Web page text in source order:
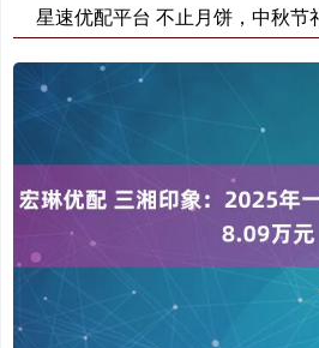
星速优配平台 不止月饼，中秋节